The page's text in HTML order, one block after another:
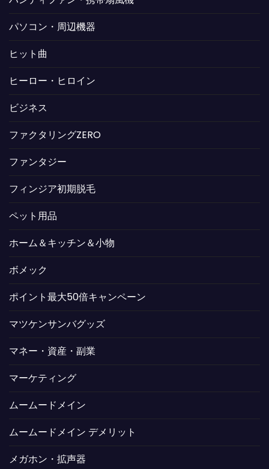
パソコン・周辺機器
ヒット曲
ヒーロー・ヒロイン
ビジネス
ファクタリングZERO
ファンタジー
フィンジア初期脱毛
ペット用品
ホーム＆キッチン＆小物
ボメック
ポイント最大50倍キャンペーン
マツケンサンバグッズ
マネー・資産・副業
マーケティング
ムームードメイン
ムームードメイン デメリット
メガホン・拡声器